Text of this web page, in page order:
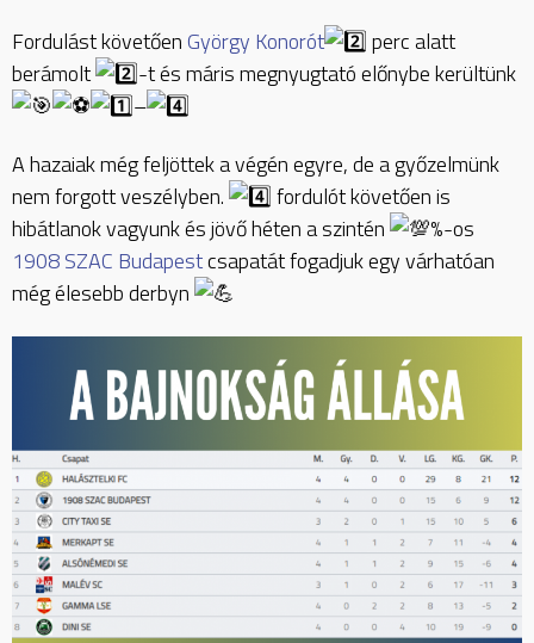
Fordulást követőenGyörgy Konorót
perc alatt
berámolt
-t és máris megnyugtató előnybe kerültünk
–
A hazaiak még feljöttek a végén egyre, de a győzelmünk
nem forgott veszélyben.
fordulót követően is
hibátlanok vagyunk és jövő héten a szintén
%-os
1908 SZAC Budapestcsapatát fogadjuk egy várhatóan
még élesebb derbyn